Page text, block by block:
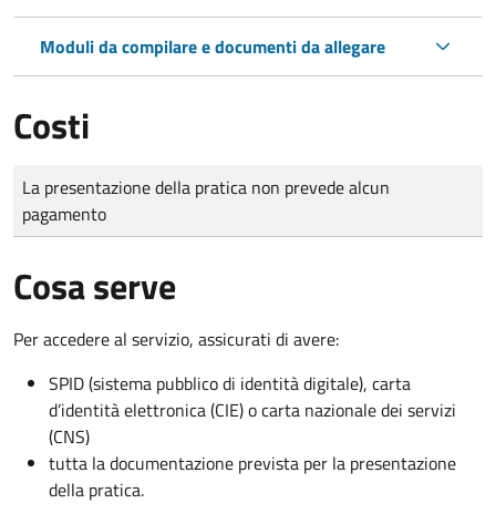
Moduli da compilare e documenti da allegare
Costi
Tipo di pagamento
Importo
La presentazione della pratica non prevede alcun
pagamento
Cosa serve
Per accedere al servizio, assicurati di avere:
SPID (sistema pubblico di identità digitale), carta
d’identità elettronica (CIE) o carta nazionale dei servizi
(CNS)
tutta la documentazione prevista per la presentazione
della pratica.